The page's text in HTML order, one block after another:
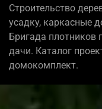
Строительство
усадку, каркасные
Бригада плотников
дачи. Каталог
домокомплект.